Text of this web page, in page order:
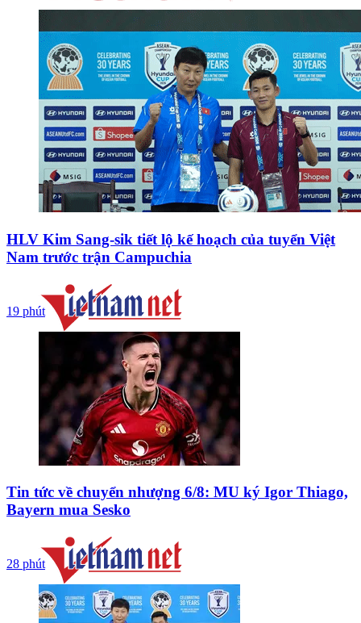
HLV Kim Sang-sik tiết lộ kế hoạch của tuyển Việt
Nam trước trận Campuchia
19 phút
Tin tức về chuyển nhượng 6/8: MU ký Igor Thiago,
Bayern mua Sesko
28 phút